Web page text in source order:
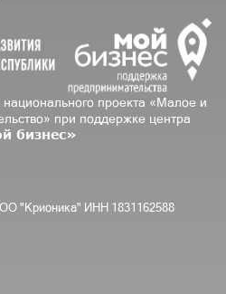
проекта «Малое и
при поддержке центра
бизнес»
"Крионика" ИНН 1831162588